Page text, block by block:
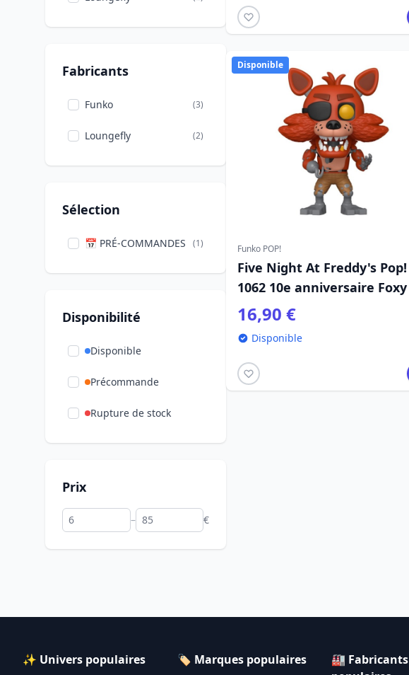
Fabricants
Funko (3)
Loungefly (2)
Sélection
📅 PRÉ-COMMANDES (1)
Disponibilité
Disponible
Précommande
Rupture de stock
Prix
– €
Disponible
Funko POP!
Five Night At Freddy's Pop!
1062 10e anniversaire Foxy
16,90 €
Disponible
✨ Univers populaires 🏷️ Marques populaires
🏭 Fabricants